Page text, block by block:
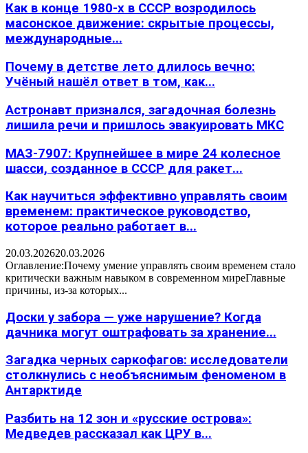
Как в конце 1980-х в СССР возродилось
масонское движение: скрытые процессы,
международные...
Почему в детстве лето длилось вечно:
Учёный нашёл ответ в том, как...
Астронавт признался, загадочная болезнь
лишила речи и пришлось эвакуировать МКС
МАЗ-7907: Крупнейшее в мире 24 колесное
шасси, созданное в СССР для ракет...
Как научиться эффективно управлять своим
временем: практическое руководство,
которое реально работает в...
20.03.202620.03.2026
Оглавление:Почему умение управлять своим временем стало
критически важным навыком в современном миреГлавные
причины, из-за которых...
Доски у забора — уже нарушение? Когда
дачника могут оштрафовать за хранение...
Загадка черных саркофагов: исследователи
столкнулись с необъяснимым феноменом в
Антарктиде
Разбить на 12 зон и «русские острова»:
Медведев рассказал как ЦРУ в...